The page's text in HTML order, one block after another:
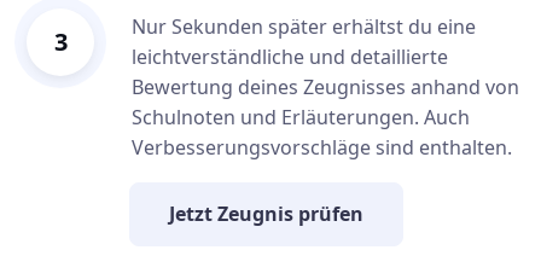
3
Nur Sekunden später erhältst du eine
leichtverständliche und detaillierte
Bewertung deines Zeugnisses anhand von
Schulnoten und Erläuterungen. Auch
Verbesserungsvorschläge sind enthalten.
Jetzt Zeugnis prüfen